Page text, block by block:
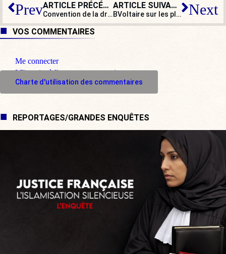
Prev ARTICLE PRÉCÉDENT
Convention de la droite : pourquoi ont-ils répondu présent ? Réponse au micro de Boulevard Voltaire
ARTICLE SUIVANT
BVoltaire sur les plateaux télé – Semaine 39 – 2019 Next
VOS COMMENTAIRES
Me connecter
M'inscrire à l'espace commentaire
Charte d'utilisation des commentaires
REPORTAGES/GRANDES ENQUÊTES